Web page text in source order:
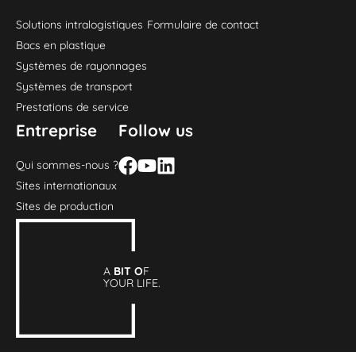
Solutions intralogistiques
Bacs en plastique
Systèmes de rayonnages
Systèmes de transport
Prestations de service
Formulaire de contact
Entreprise
Qui sommes-nous ?
Sites internationaux
Sites de production
Follow us
A BIT OF
YOUR LIFE.